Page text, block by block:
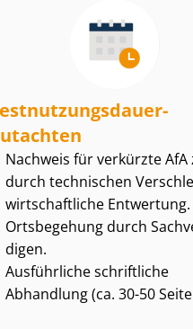
Nachweis für verkürzte AfA
durch technischen
wirtschaftliche Entwertung.
Ortsbegehung durch
di­gen.
Ausführliche schriftliche
Abhandlung (ca. 30-50